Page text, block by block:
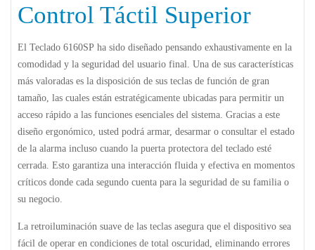
Control Táctil Superior
El Teclado 6160SP ha sido diseñado pensando exhaustivamente en la
comodidad y la seguridad del usuario final. Una de sus características
más valoradas es la disposición de sus teclas de función de gran
tamaño, las cuales están estratégicamente ubicadas para permitir un
acceso rápido a las funciones esenciales del sistema. Gracias a este
diseño ergonómico, usted podrá armar, desarmar o consultar el estado
de la alarma incluso cuando la puerta protectora del teclado esté
cerrada. Esto garantiza una interacción fluida y efectiva en momentos
críticos donde cada segundo cuenta para la seguridad de su familia o
su negocio.
La retroiluminación suave de las teclas asegura que el dispositivo sea
fácil de operar en condiciones de total oscuridad, eliminando errores